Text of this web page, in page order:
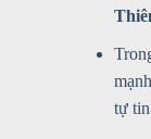
tự